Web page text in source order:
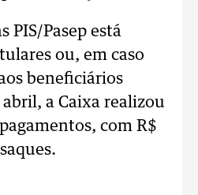
PIS/Pasep está
ou, em caso
beneficiários
a Caixa realizou
com R$